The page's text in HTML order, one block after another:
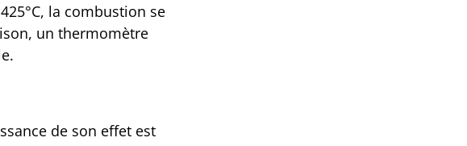
la combustion se
un thermomètre
de son effet est